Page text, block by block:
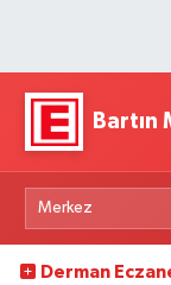
Derman